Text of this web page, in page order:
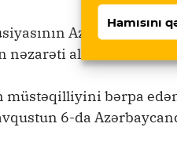
Hamısını
Azərbaycanı
altında olub.
müstəqilliyini bərpa
6-da